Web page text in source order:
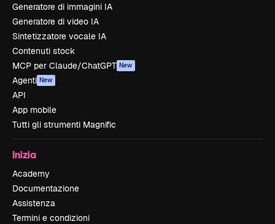
Generatore di immagini IA
Generatore di video IA
Sintetizzatore vocale IA
Contenuti stock
MCP per Claude/ChatGPT New
Agenti New
API
App mobile
Tutti gli strumenti Magnific
Inizia
Academy
Documentazione
Assistenza
Termini e condizioni